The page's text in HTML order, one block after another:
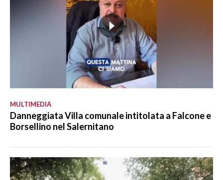
MULTIMEDIA
Danneggiata Villa comunale intitolata a Falcone e
Borsellino nel Salernitano